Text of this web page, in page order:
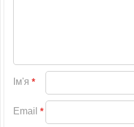
Ім'я *
Email *